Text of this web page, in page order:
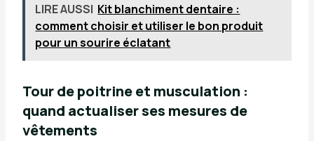
LIRE AUSSI Kit blanchiment dentaire :
comment choisir et utiliser le bon produit
pour un sourire éclatant
Tour de poitrine et musculation :
quand actualiser ses mesures de
vêtements